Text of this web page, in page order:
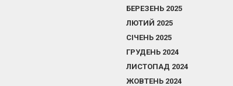
БЕРЕЗЕНЬ 2025
ЛЮТИЙ 2025
СІЧЕНЬ 2025
ГРУДЕНЬ 2024
ЛИСТОПАД 2024
ЖОВТЕНЬ 2024